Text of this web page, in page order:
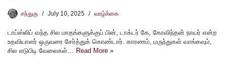
சந்துரு July 10, 2025 வாழ்க்கை
டாப்ஸ்லிப் வந்த சில மாதங்களுக்குப் பின், டாக்டர் கே, கோவிந்தன் நாயர் என்ற
உதவியாளர் ஒருவரை சேர்த்துக் கொண்டார். காரணம், மருந்துகள் வாங்கவும்,
சில எடுபிடி வேலைகள்… Read More »